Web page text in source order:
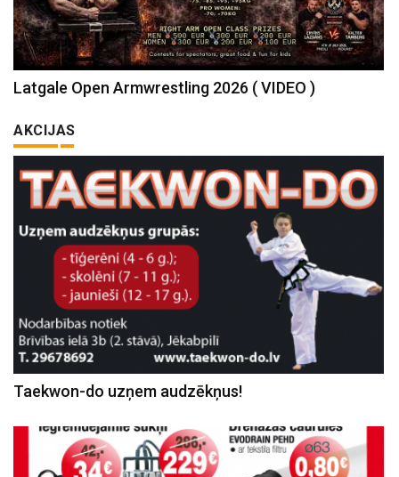
Latgale Open Armwrestling 2026 ( VIDEO )
AKCIJAS
Taekwon-do uzņem audzēkņus!